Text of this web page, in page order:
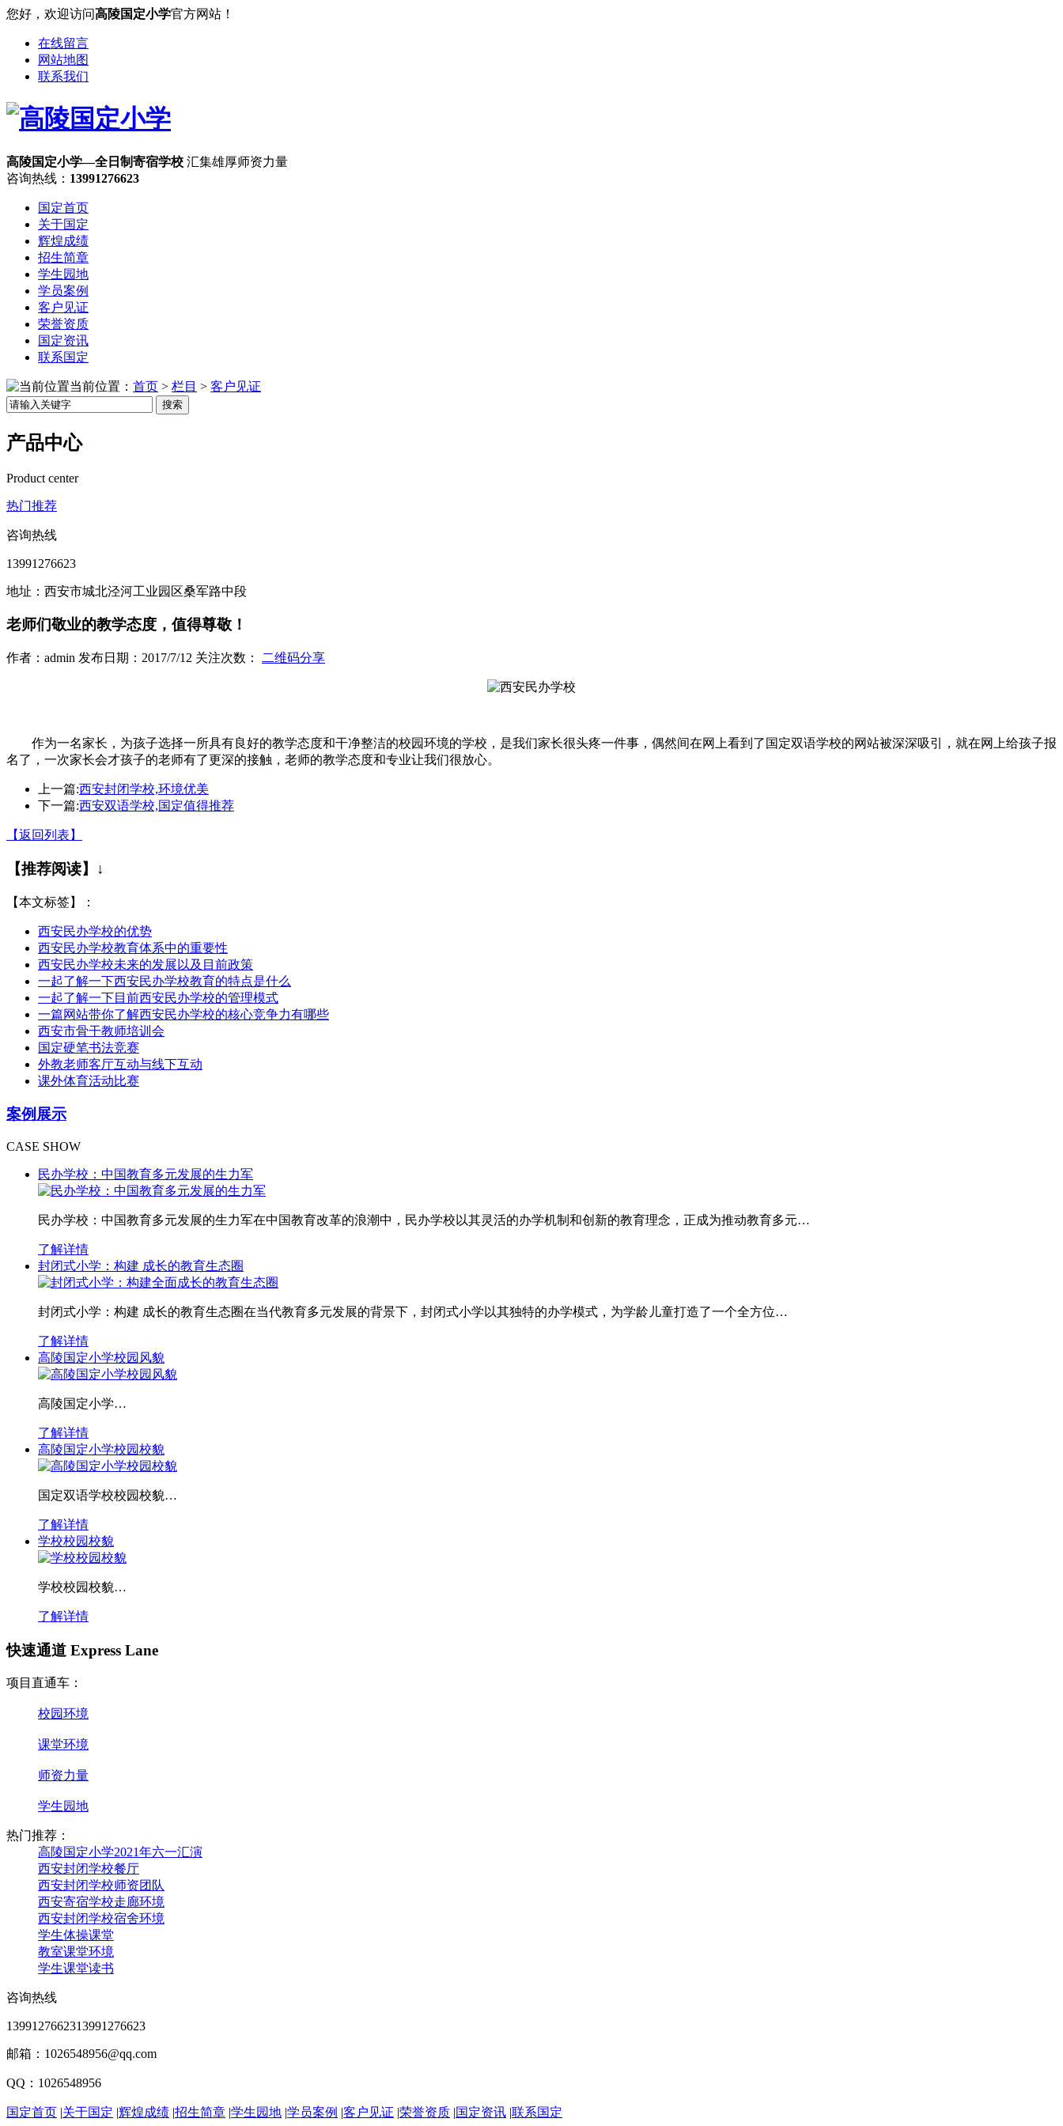
您好，欢迎访问高陵国定小学官方网站！
在线留言
网站地图
联系我们
高陵国定小学—全日制寄宿学校 汇集雄厚师资力量
咨询热线： 13991276623
国定首页
关于国定
辉煌成绩
招生简章
学生园地
学员案例
客户见证
荣誉资质
国定资讯
联系国定
当前位置： 首页 > 栏目 > 客户见证
搜索
产品中心
Product center
热门推荐
咨询热线
13991276623
地址：西安市城北泾河工业园区桑军路中段
老师们敬业的教学态度，值得尊敬！
作者：admin 发布日期：2017/7/12 关注次数： 二维码分享
作为一名家长，为孩子选择一所具有良好的教学态度和干净整洁的校园环境的学校，是我们家长很头疼一件事，偶然间在网上看到了国定双语学校的网站被深深吸引，就在网上给孩子报
名了，一次家长会才孩子的老师有了更深的接触，老师的教学态度和专业让我们很放心。
上一篇:西安封闭学校,环境优美
下一篇:西安双语学校,国定值得推荐
【返回列表】
【推荐阅读】↓
【本文标签】：
西安民办学校的优势
西安民办学校教育体系中的重要性
西安民办学校未来的发展以及目前政策
一起了解一下西安民办学校教育的特点是什么
一起了解一下目前西安民办学校的管理模式
一篇网站带你了解西安民办学校的核心竞争力有哪些
西安市骨干教师培训会
国定硬笔书法竞赛
外教老师客厅互动与线下互动
课外体育活动比赛
案例展示
CASE SHOW
民办学校：中国教育多元发展的生力军
民办学校：中国教育多元发展的生力军在中国教育改革的浪潮中，民办学校以其灵活的办学机制和创新的教育理念，正成为推动教育多元…
了解详情
封闭式小学：构建 成长的教育生态圈
封闭式小学：构建 成长的教育生态圈在当代教育多元发展的背景下，封闭式小学以其独特的办学模式，为学龄儿童打造了一个全方位…
了解详情
高陵国定小学校园风貌
高陵国定小学…
了解详情
高陵国定小学校园校貌
国定双语学校校园校貌…
了解详情
学校校园校貌
学校校园校貌…
了解详情
快速通道 Express Lane
项目直通车：
校园环境
课堂环境
师资力量
学生园地
热门推荐：
高陵国定小学2021年六一汇演
西安封闭学校餐厅
西安封闭学校师资团队
西安寄宿学校走廊环境
西安封闭学校宿舍环境
学生体操课堂
教室课堂环境
学生课堂读书
咨询热线
1399127662313991276623
邮箱：1026548956@qq.com
QQ：1026548956
国定首页 |关于国定 |辉煌成绩 |招生简章 |学生园地 |学员案例 |客户见证 |荣誉资质 |国定资讯 |联系国定